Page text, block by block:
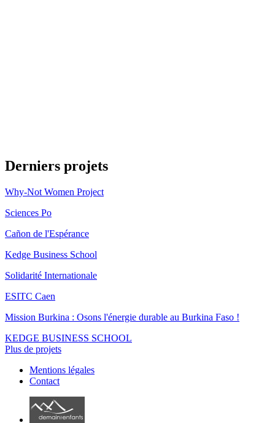
Derniers projets
Why-Not Women Project
Sciences Po
Cañon de l'Espérance
Kedge Business School
Solidarité Internationale
ESITC Caen
Mission Burkina : Osons l'énergie durable au Burkina Faso !
KEDGE BUSINESS SCHOOL
Plus de projets
Mentions légales
Contact